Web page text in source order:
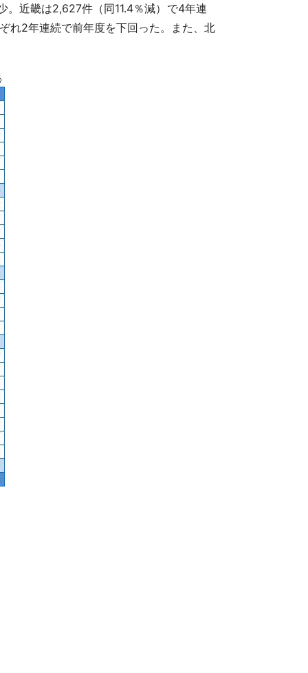
近畿は2,627件（同11.4％減）で4年連
れ2年連続で前年度を下回った。また、北